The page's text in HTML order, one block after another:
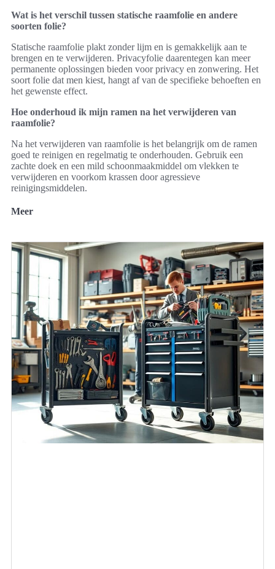
Wat is het verschil tussen statische raamfolie en andere
soorten folie?
Statische raamfolie plakt zonder lijm en is gemakkelijk aan te
brengen en te verwijderen. Privacyfolie daarentegen kan meer
permanente oplossingen bieden voor privacy en zonwering. Het
soort folie dat men kiest, hangt af van de specifieke behoeften en
het gewenste effect.
Hoe onderhoud ik mijn ramen na het verwijderen van
raamfolie?
Na het verwijderen van raamfolie is het belangrijk om de ramen
goed te reinigen en regelmatig te onderhouden. Gebruik een
zachte doek en een mild schoonmaakmiddel om vlekken te
verwijderen en voorkom krassen door agressieve
reinigingsmiddelen.
Meer